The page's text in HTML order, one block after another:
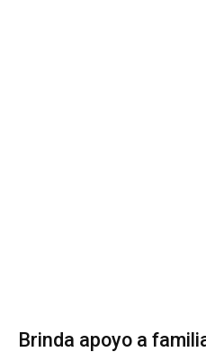
Brinda apoyo a